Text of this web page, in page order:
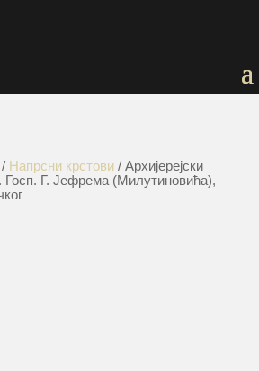
Напрсни крстови/ Архијерејски
Г. Јефрема (Милутиновића),